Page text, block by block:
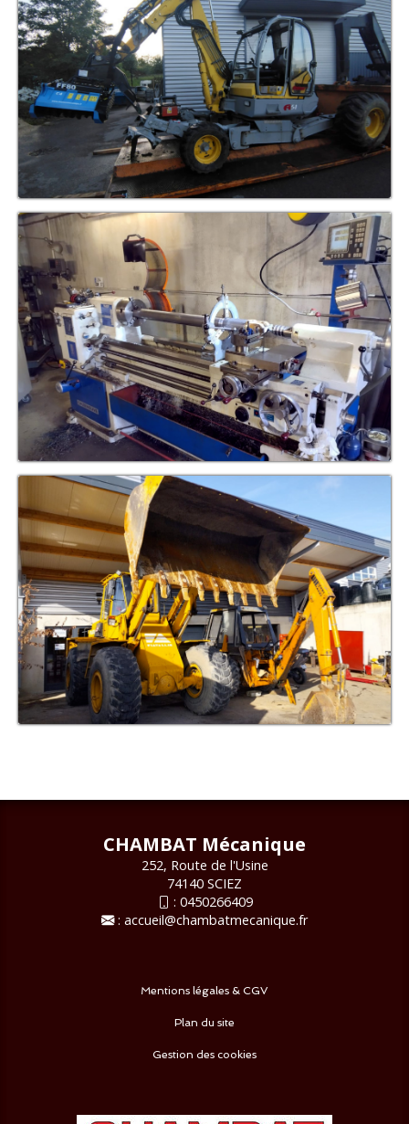
CHAMBAT Mécanique
252, Route de l'Usine
74140 SCIEZ
: 0450266409
: accueil@chambatmecanique.fr
Mentions légales & CGV
Plan du site
Gestion des cookies